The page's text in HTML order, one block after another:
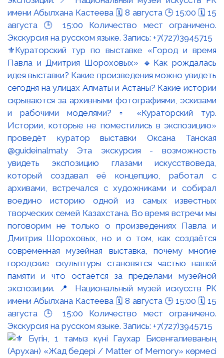
⚜️Кураторский тур по выставке «Город и время
Павла и Дмитрия Шороховых» 🔹Как рождалась
идея выставки? Какие произведения можно увидеть
сегодня на улицах Алматы и Астаны? Какие истории
скрываются за архивными фотографиями, эскизами
и рабочими моделями? ▫️ «Кураторский тур.
Истории, которые не поместились в экспозицию»
проведёт куратор выставки Оксана Танская
@guideinalmaty Эта экскурсия - возможность
увидеть экспозицию глазами искусствоведа,
который создавал её концепцию, работал с
архивами, встречался с художниками и собирал
воедино историю одной из самых известных
творческих семей Казахстана. Во время встречи мы
поговорим не только о произведениях Павла и
Дмитрия Шороховых, но и о том, как создаётся
современная музейная выставка, почему многие
городские скульптуры становятся частью нашей
памяти и что остаётся за пределами музейной
экспозиции. 📍 Национальный музей искусств РК
имени Абылхана Кастеева 🗓 8 августа 🕒 15:00 🗓 15
августа 🕒 15:00 Количество мест ограничено.
Экскурсия на русском языке. Запись: +7(727)3945715